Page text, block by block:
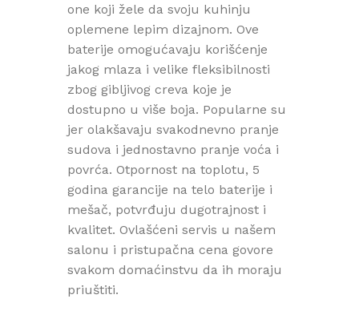
one koji žele da svoju kuhinju
oplemene lepim dizajnom. Ove
baterije omogućavaju korišćenje
jakog mlaza i velike fleksibilnosti
zbog gibljivog creva koje je
dostupno u više boja. Popularne su
jer olakšavaju svakodnevno pranje
sudova i jednostavno pranje voća i
povrća. Otpornost na toplotu, 5
godina garancije na telo baterije i
mešač, potvrđuju dugotrajnost i
kvalitet. Ovlašćeni servis u našem
salonu i pristupačna cena govore
svakom domaćinstvu da ih moraju
priuštiti.